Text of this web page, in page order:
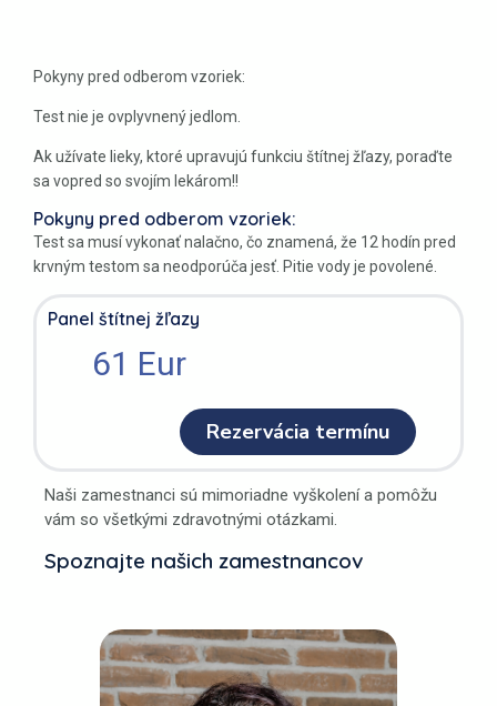
Pokyny pred odberom vzoriek:
Test nie je ovplyvnený jedlom.
Ak užívate lieky, ktoré upravujú funkciu štítnej žľazy, poraďte
sa vopred so svojím lekárom!!
Pokyny pred odberom vzoriek:
Test sa musí vykonať nalačno, čo znamená, že 12 hodín pred
krvným testom sa neodporúča jesť. Pitie vody je povolené.
Panel štítnej žľazy
61 Eur
Rezervácia termínu
Naši zamestnanci sú mimoriadne vyškolení a pomôžu
vám so všetkými zdravotnými otázkami.
Spoznajte našich zamestnancov